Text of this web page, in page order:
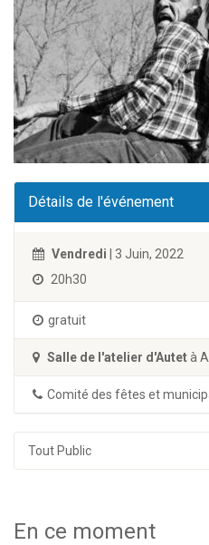
Détails de l'événement
Vendredi | 3 Juin, 2022
20h30
gratuit
Salle de l'atelier d'Autetà
Comité des fêtes et
Tout Public
En ce moment